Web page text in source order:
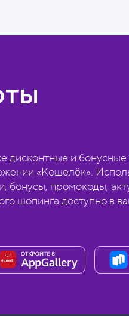
дисконтные и бонусные
«Кошелёк».
бонусы, промокоды,
шопинга доступно в